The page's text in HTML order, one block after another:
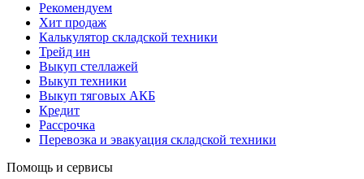
Рекомендуем
Хит продаж
Калькулятор складской техники
Трейд ин
Выкуп стеллажей
Выкуп техники
Выкуп тяговых АКБ
Кредит
Рассрочка
Перевозка и эвакуация складской техники
Помощь и сервисы